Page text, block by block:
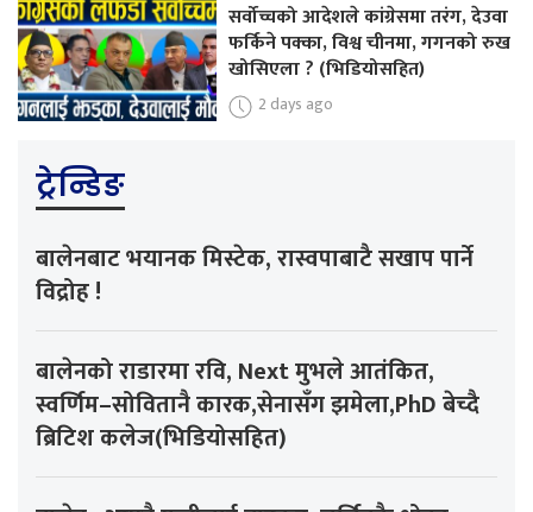
सर्वोच्चको आदेशले कांग्रेसमा तरंग, देउवा
फर्किने पक्का, विश्व चीनमा, गगनको रुख
खोसिएला ? (भिडियोसहित)
2 days ago
ट्रेन्डिङ
बालेनबाट भयानक मिस्टेक, रास्वपाबाटै सखाप पार्ने
विद्रोह !
बालेनको राडारमा रवि, Next मुभले आतंकित,
स्वर्णिम–सोवितानै कारक,सेनासँग झमेला,PhD बेच्दै
ब्रिटिश कलेज(भिडियोसहित)